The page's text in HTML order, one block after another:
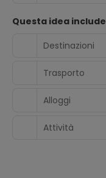
Questa idea include
Destinazioni
Trasporto
Alloggi
Attività